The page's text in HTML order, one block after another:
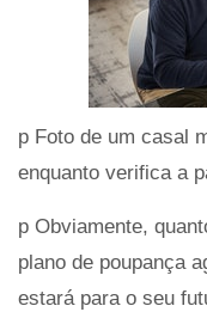
p Foto de um casal
enquanto verifica a
p Obviamente,
plano de poupança
estará para o seu